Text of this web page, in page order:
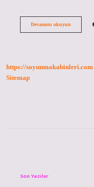
Devamını okuyunEv
https://soyunmakabinleri.com
Sitemap
Son Yazılar